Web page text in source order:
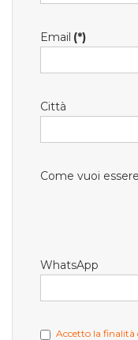
Email (*)
Città
Come vuoi
WhatsApp
Accetto la finalità